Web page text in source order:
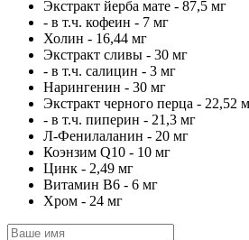
Экстракт йерба мате - 87,5 мг
- в т.ч. кофеин - 7 мг
Холин - 16,44 мг
Экстракт сливы - 30 мг
- в т.ч. салицин - 3 мг
Нарингенин - 30 мг
Экстракт черного перца - 22,52
- в т.ч. пиперин - 21,3 мг
Л-Фенилаланин - 20 мг
Коэнзим Q10 - 10 мг
Цинк - 2,49 мг
Витамин В6 - 6 мг
Хром - 24 мг